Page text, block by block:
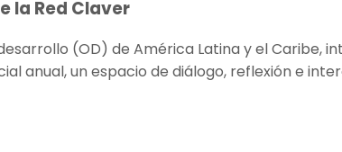
la Red Claver
(OD) de América Latina y el Caribe,
anual, un espacio de diálogo, reflexión e